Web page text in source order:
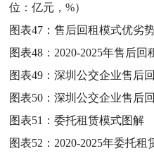
位：亿元，%）
图表47：售后回租模式优劣
图表48： 2020-2025年售后回
图表49：深圳公交企业售后
图表50：深圳公交企业售后
图表51：委托租赁模式图解
图表52： 2020-2025年委托